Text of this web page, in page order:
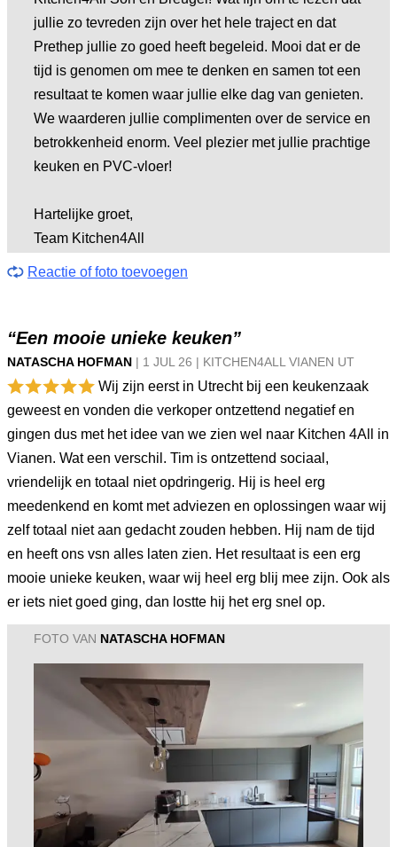
jullie zo tevreden zijn over het hele traject en dat
Prethep jullie zo goed heeft begeleid. Mooi dat er de
tijd is genomen om mee te denken en samen tot een
resultaat te komen waar jullie elke dag van genieten.
We waarderen jullie complimenten over de service en
betrokkenheid enorm. Veel plezier met jullie prachtige
keuken en PVC-vloer!
Hartelijke groet,
Team Kitchen4All
Reactie of foto toevoegen
“Een mooie unieke keuken”
NATASCHA HOFMAN | 1 JUL 26 | KITCHEN4ALL VIANEN UT
Wij zijn eerst in Utrecht bij een keukenzaak
geweest en vonden die verkoper ontzettend negatief en
gingen dus met het idee van we zien wel naar Kitchen 4All in
Vianen. Wat een verschil. Tim is ontzettend sociaal,
vriendelijk en totaal niet opdringerig. Hij is heel erg
meedenkend en komt met adviezen en oplossingen waar wij
zelf totaal niet aan gedacht zouden hebben. Hij nam de tijd
en heeft ons vsn alles laten zien. Het resultaat is een erg
mooie unieke keuken, waar wij heel erg blij mee zijn. Ook als
er iets niet goed ging, dan lostte hij het erg snel op.
FOTO VAN NATASCHA HOFMAN